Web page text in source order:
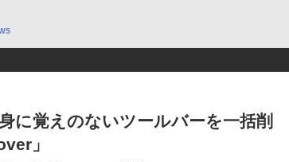
に覚えのないツールバーを一括削
」